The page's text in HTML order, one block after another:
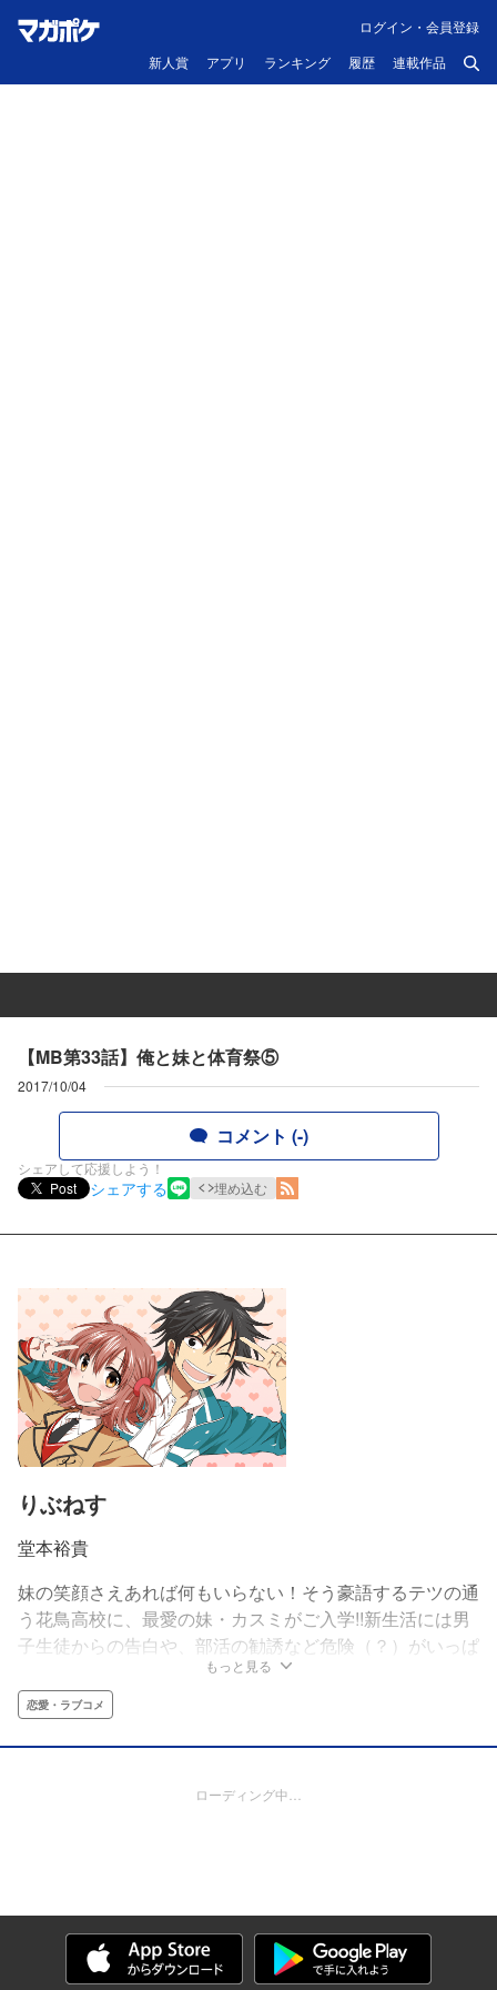
新人賞 アプリ ランキング 履歴 連載作品
ログイン・会員登録
【MB第33話】俺と妹と体育祭⑤
2017/10/04
コメント (-)
シェアして応援しよう！
Post
シェアする 埋め込む
りぶねす
堂本裕貴
妹の笑顔さえあれば何もいらない！そう豪語するテツの通
う花鳥高校に、最愛の妹・カスミがご入学!!新生活には男
子生徒からの告白や、部活の勧誘など危険（？）がいっぱ
い!!カスミを“理想の妹”として可愛がってきたテツは、毎
日が気が気じゃありません！勉強やダイエットのサポー
ト、ブラジャーの新調まで‥‥“理想の兄”として周りを巻
き込んでの大奮闘！見守りたくなる純・愛＜ピュア・ラブ
もっと見る
恋愛・ラブコメ
ローディング中…